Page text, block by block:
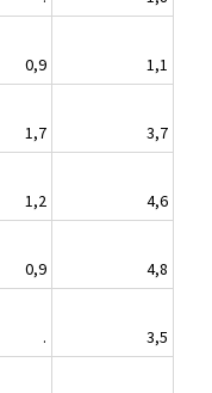
0,9
1,1
1,7
3,7
1,2
4,6
0,9
4,8
.
3,5